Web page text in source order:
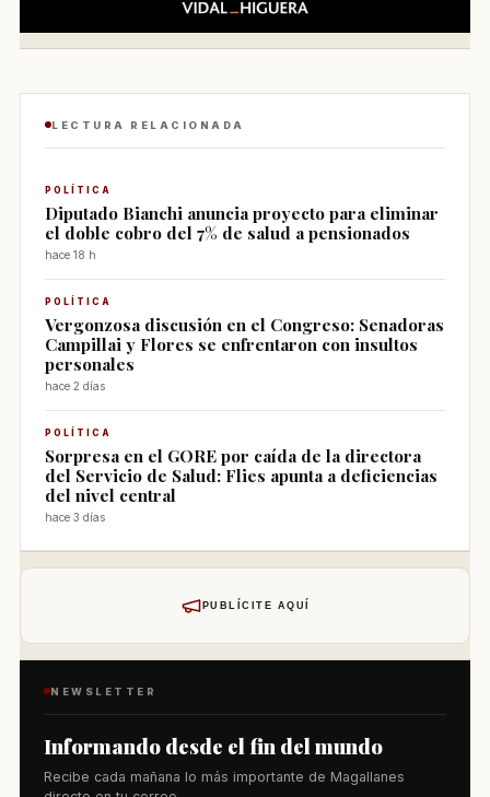
LECTURA RELACIONADA
POLÍTICA
Diputado Bianchi anuncia proyecto para eliminar
el doble cobro del 7% de salud a pensionados
hace 18 h
POLÍTICA
Vergonzosa discusión en el Congreso: Senadoras
Campillai y Flores se enfrentaron con insultos
personales
hace 2 días
POLÍTICA
Sorpresa en el GORE por caída de la directora
del Servicio de Salud: Flies apunta a deficiencias
del nivel central
hace 3 días
PUBLÍCITE AQUÍ
NEWSLETTER
Informando desde el fin del mundo
Recibe cada mañana lo más importante de Magallanes